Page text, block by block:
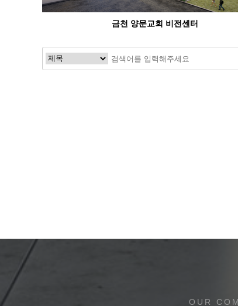
금천 양문교회 비전센터
OUR